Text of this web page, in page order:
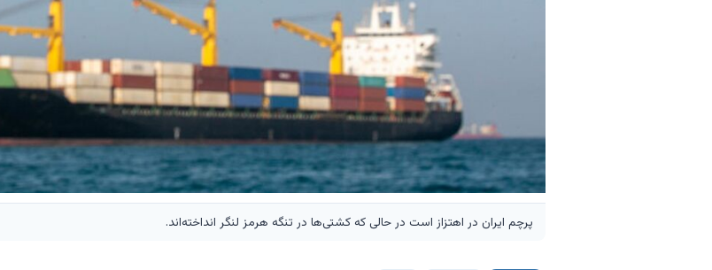
پرچم ایران در اهتزاز است در حالی که کشتی‌ها در تنگه هرمز لنگر انداخته‌اند.